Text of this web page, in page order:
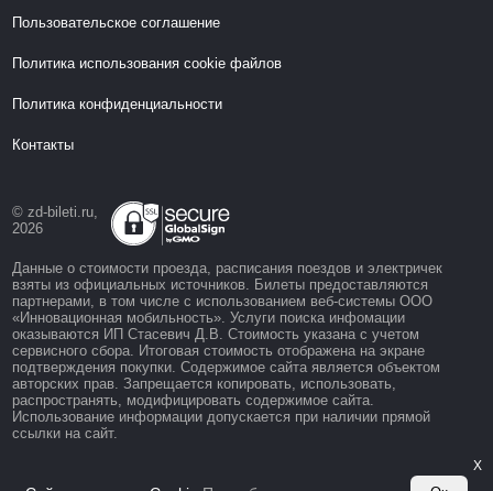
Пользовательское соглашение
Политика использования cookie файлов
Политика конфиденциальности
Контакты
© zd-bileti.ru,
2026
Данные о стоимости проезда, расписания поездов и электричек
взяты из официальных источников. Билеты предоставляются
партнерами, в том числе с использованием веб-системы ООО
«Инновационная мобильность». Услуги поиска инфомации
оказываются ИП Стасевич Д.В. Стоимость указана с учетом
сервисного сбора. Итоговая стоимость отображена на экране
подтверждения покупки. Содержимое сайта является объектом
авторских прав. Запрещается копировать, использовать,
распространять, модифицировать содержимое сайта.
Использование информации допускается при наличии прямой
ссылки на сайт.
X